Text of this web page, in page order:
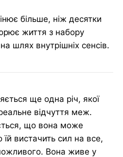
більше, ніж десятки
життя з набору
шлях внутрішніх сенсів.
ще одна річ, якої
відчуття меж.
що вона може
вистачить сил на все,
Вона живе у